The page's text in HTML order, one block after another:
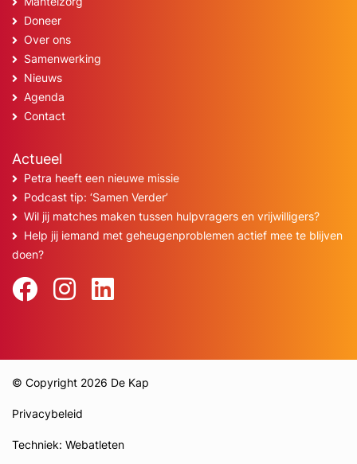
Doneer
Over ons
Samenwerking
Nieuws
Agenda
Contact
Actueel
Petra heeft een nieuwe missie
Podcast tip: ‘Samen Verder’
Wil jij matches maken tussen hulpvragers en vrijwilligers?
Help jij iemand met geheugenproblemen actief mee te blijven
doen?
© Copyright 2026 De Kap
Privacybeleid
Techniek: Webatleten